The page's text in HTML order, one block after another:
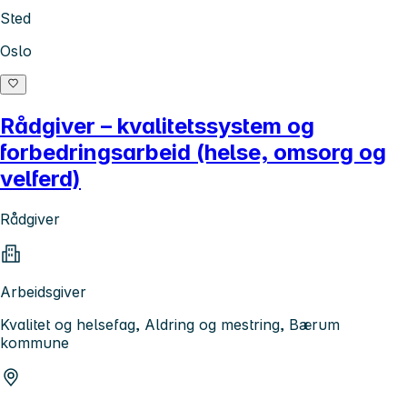
Sted
Oslo
Rådgiver – kvalitetssystem og
forbedringsarbeid (helse, omsorg og
velferd)
Rådgiver
Arbeidsgiver
Kvalitet og helsefag, Aldring og mestring, Bærum
kommune